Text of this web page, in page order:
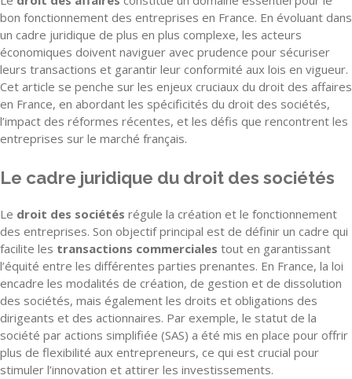
bon fonctionnement des entreprises en France. En évoluant dans
un cadre juridique de plus en plus complexe, les acteurs
économiques doivent naviguer avec prudence pour sécuriser
leurs transactions et garantir leur conformité aux lois en vigueur.
Cet article se penche sur les enjeux cruciaux du droit des affaires
en France, en abordant les spécificités du droit des sociétés,
l’impact des réformes récentes, et les défis que rencontrent les
entreprises sur le marché français.
Le cadre juridique du droit des sociétés
Le droit des sociétés régule la création et le fonctionnement
des entreprises. Son objectif principal est de définir un cadre qui
facilite les transactions commerciales tout en garantissant
l’équité entre les différentes parties prenantes. En France, la loi
encadre les modalités de création, de gestion et de dissolution
des sociétés, mais également les droits et obligations des
dirigeants et des actionnaires. Par exemple, le statut de la
société par actions simplifiée (SAS) a été mis en place pour offrir
plus de flexibilité aux entrepreneurs, ce qui est crucial pour
stimuler l’innovation et attirer les investissements.